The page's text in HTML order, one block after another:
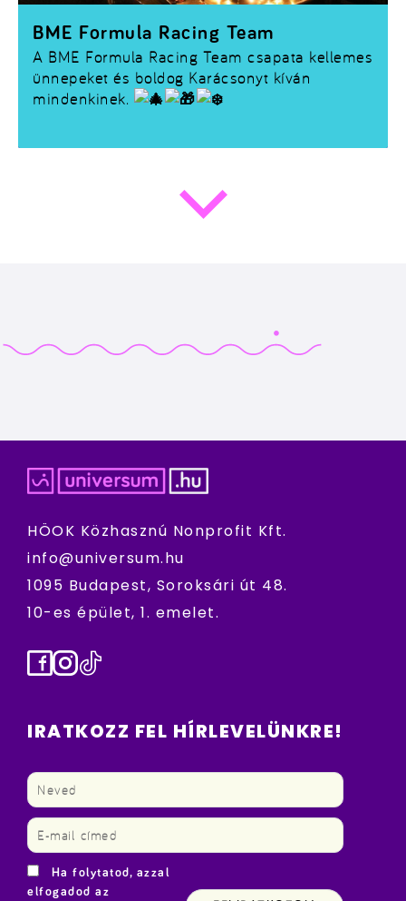
A BME Formula Racing Team csapata kellemes
ünnepeket és boldog Karácsonyt kíván
mindenkinek.
BME Formula Racing Team
HÖOK Közhasznú Nonprofit Kft.
info@universum.hu
1095 Budapest, Soroksári út 48.
10-es épület, 1. emelet.
Facebook
Instagram
TikTok
IRATKOZZ FEL HÍRLEVELÜNKRE!
Ha folytatod, azzal
elfogadod az